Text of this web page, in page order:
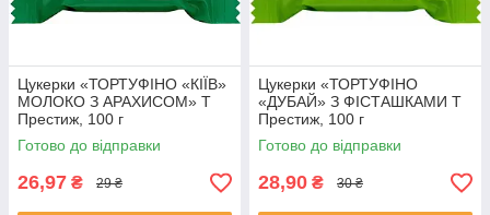
Цукерки «ТОРТУФІНО «КІЇВ»
МОЛОКО З АРАХИСОМ» Т
Престиж, 100 г
Готово до відправки
26,97 ₴ 29 ₴
Цукерки «ТОРТУФІНО
«ДУБАЙ» З ФІСТАШКАМИ Т
Престиж, 100 г
Готово до відправки
28,90 ₴ 30 ₴